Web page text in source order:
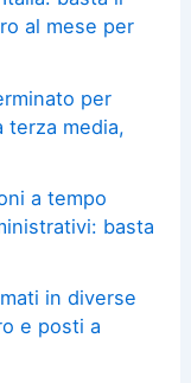
al mese per
per
terza media,
a tempo
basta
in diverse
e posti a